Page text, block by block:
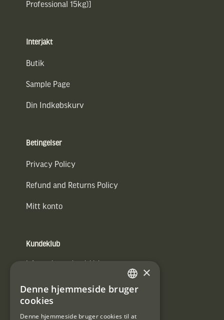
Professional 15kg)]
Interjakt
Butik
Sample Page
Din Indkøbskurv
Betingelser
Privacy Policy
Refund and Returns Policy
Mitt konto
Kundeklub
E-
post
SWEDISH
×
Denne hjemmeside bruger
cookies
Denne hjemmeside bruger cookies til at